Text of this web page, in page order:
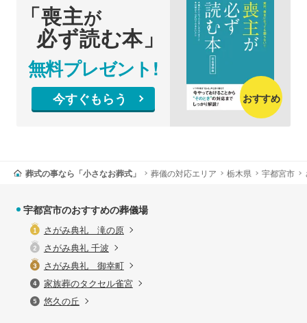
「喪主が
必ず読む本」
無料プレゼント!
今すぐもらう おすすめ
葬式の事なら「小さなお葬式」 葬儀の対応エリア 栃木県 宇都宮市
宇都宮市のおすすめの葬儀場
さがみ典礼 滝の原
さがみ典礼 千波
さがみ典礼 御幸町
家族葬のタクセル雀宮
悠久の丘